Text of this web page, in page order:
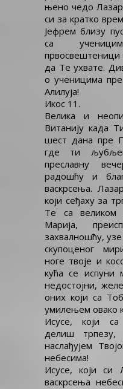
њено чедо
си за кратко
Јефрем близу
са
првосвештеници
да Те ухвате.
о ученицима
Алилуја!
Икос 11.
Велика и
Витанију када
шест дана пре
где ти
преславну
радошћу и
васкрсења.
који сеђаху за
Те са
Марија,
захвалношћу,
скупоценог
ноге твоје и
кућа се
недостојни,
оних који са
умилењем овако
Исусе, који са
делиш
наслађујем
небесима!
Исусе, који си
васкрсења